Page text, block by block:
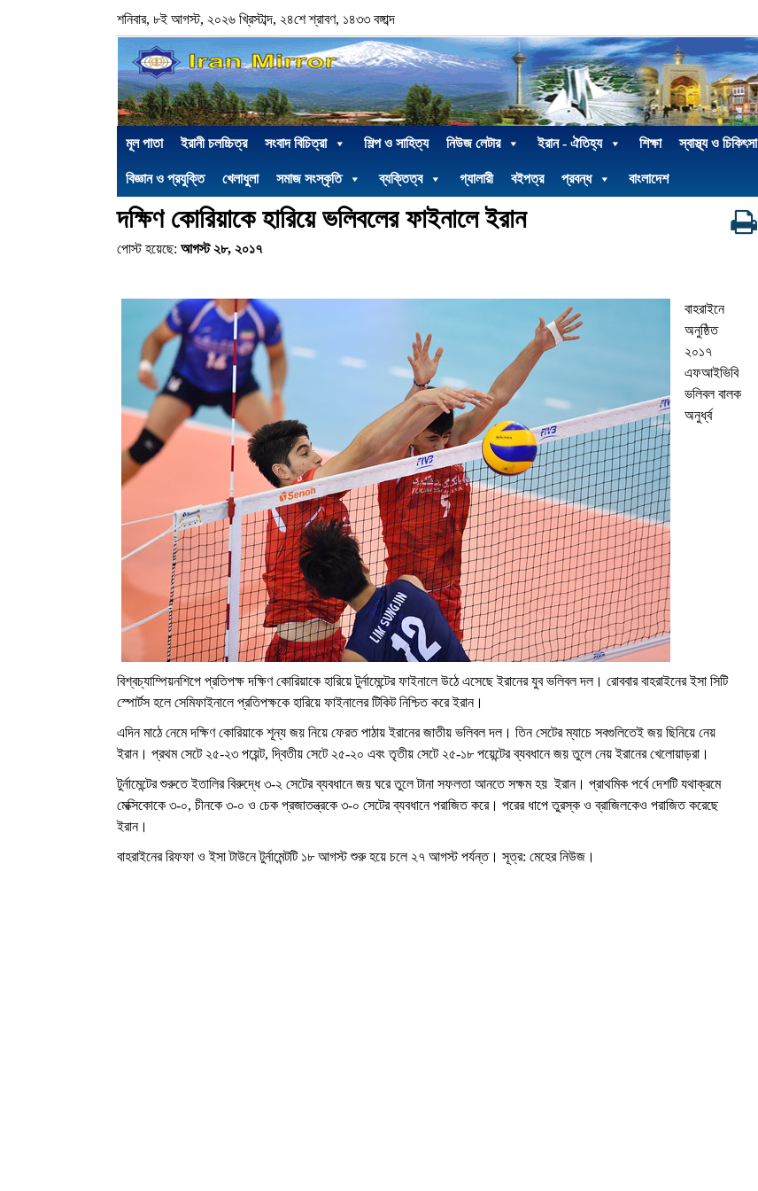
শনিবার, ৮ই আগস্ট, ২০২৬ খ্রিস্টাব্দ, ২৪শে শ্রাবণ, ১৪৩৩ বঙ্গাব্দ
মূল পাতা ইরানী চলচ্চিত্র সংবাদ বিচিত্রা শিল্প ও সাহিত্য নিউজ লেটার ইরান - ঐতিহ্য শিক্ষা স্বাস্থ্য ও চিকিৎসা
বিজ্ঞান ও প্রযুক্তি খেলাধুলা সমাজ সংস্কৃতি ব্যক্তিত্ব গ্যালারী বইপত্র প্রবন্ধ বাংলাদেশ
দক্ষিণ কোরিয়াকে হারিয়ে ভলিবলের ফাইনালে ইরান
পোস্ট হয়েছে: আগস্ট ২৮, ২০১৭
বাহরাইনে
অনুষ্ঠিত
২০১৭
এফআইভিবি
ভলিবল বালক
অনুর্ধ্ব
বিশ্বচ্যাম্পিয়নশিপে প্রতিপক্ষ দক্ষিণ কোরিয়াকে হারিয়ে টুর্নামেন্টের ফাইনালে উঠে এসেছে ইরানের যুব ভলিবল দল। রোববার বাহরাইনের ইসা সিটি
স্পোর্টস হলে সেমিফাইনালে প্রতিপক্ষকে হারিয়ে ফাইনালের টিকিট নিশ্চিত করে ইরান।
এদিন মাঠে নেমে দক্ষিণ কোরিয়াকে শূন্য জয় নিয়ে ফেরত পাঠায় ইরানের জাতীয় ভলিবল দল। তিন সেটের ম্যাচে সবগুলিতেই জয় ছিনিয়ে নেয়
ইরান। প্রথম সেটে ২৫-২৩ পয়েন্ট, দ্বিতীয় সেটে ২৫-২০ এবং তৃতীয় সেটে ২৫-১৮ পয়েন্টের ব্যবধানে জয় তুলে নেয় ইরানের খেলোয়াড়রা।
টুর্নামেন্টের শুরুতে ইতালির বিরুদ্ধে ৩-২ সেটের ব্যবধানে জয় ঘরে তুলে টানা সফলতা আনতে সক্ষম হয় ইরান। প্রাথমিক পর্বে দেশটি যথাক্রমে
মেক্সিকোকে ৩-০, চীনকে ৩-০ ও চেক প্রজাতন্ত্রকে ৩-০ সেটের ব্যবধানে পরাজিত করে। পরের ধাপে তুরস্ক ও ব্রাজিলকেও পরাজিত করেছে
ইরান।
বাহরাইনের রিফফা ও ইসা টাউনে টুর্নামেন্টটি ১৮ আগস্ট শুরু হয়ে চলে ২৭ আগস্ট পর্যন্ত। সূত্র: মেহের নিউজ।